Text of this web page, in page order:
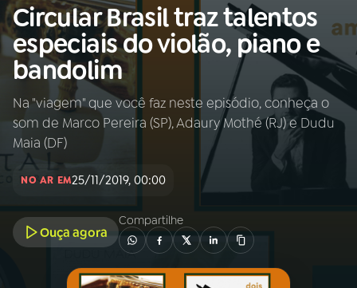
Buscar
na
Rádio
MEC
Buscar
Início AO VIVO
INÍCIO
Circular Brasil traz talentos
especiais do violão, piano e
bandolim
Na "viagem" que você faz neste episódio, conheça o
som de Marco Pereira (SP), Adaury Mothé (RJ) e Dudu
Maia (DF)
NO AR EM25/11/2019, 00:00
Ouça agora
Compartilhe